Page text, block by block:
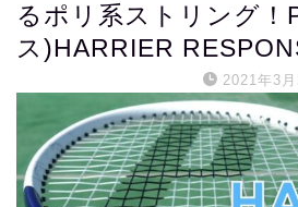
るポリ系ストリング！
ス)HARRIER
2021年3月